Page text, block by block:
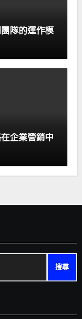
隊的運作模
企業營銷中